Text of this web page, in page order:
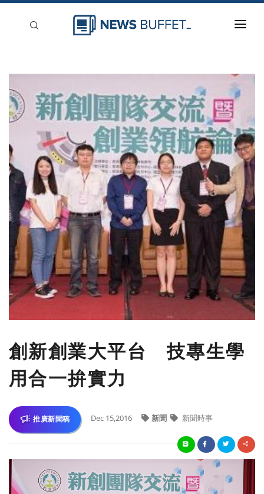
登入
創新創業大平台 技專生學
用合一拚實力
推廣新聞稿 Dec 15,2016 新聞 新聞時事